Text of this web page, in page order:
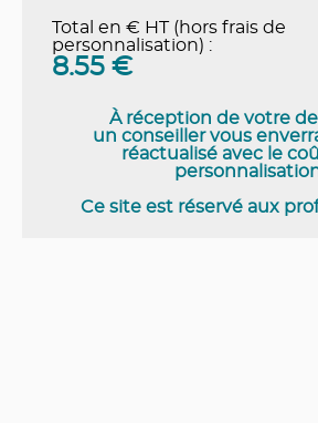
Total en € HT (hors frais de
personnalisation) :
8.55 €
À réception de votre
un conseiller vous
réactualisé avec le
Ce site est réservé aux